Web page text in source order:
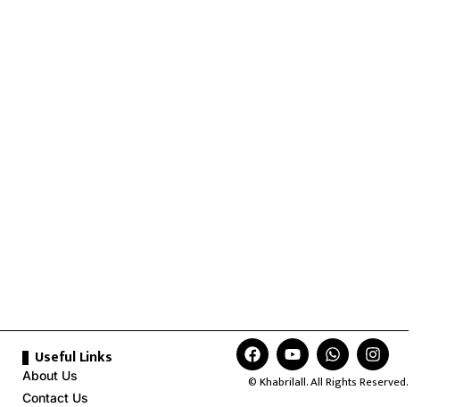
Useful Links
About Us
Contact Us
© Khabrilall. All Rights Reserved.